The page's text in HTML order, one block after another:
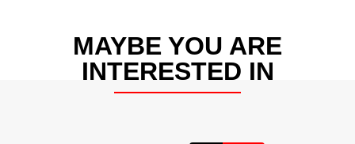
MAYBE YOU ARE
INTERESTED IN